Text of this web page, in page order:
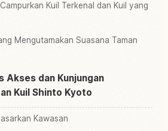
Kuil Terkenal dan Kuil yang
Mengutamakan Suasana Taman
Akses dan Kunjungan
Kuil Shinto Kyoto
Kawasan